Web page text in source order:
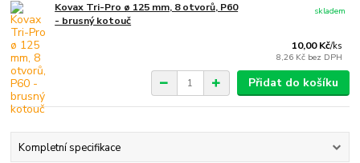
Kovax Tri-Pro ø 125 mm, 8 otvorů, P60
- brusný kotouč
10,00 Kč/ks
8,26 Kč bez DPH
skladem
Přidat do košíku
Kompletní specifikace